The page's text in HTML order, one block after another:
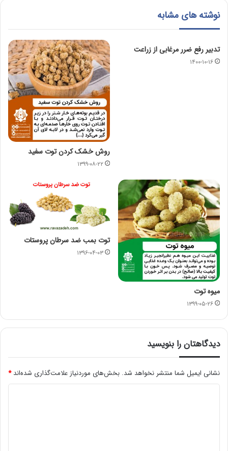
نوشته های مشابه
تدبیر رفع ضرر مرغابی از زراعت
۱۴۰۰-۱۰-۱۶
روش خشک کردن توت سفید
۱۳۹۹-۰۸-۲۲
میوه توت
۱۳۹۹-۰۵-۲۶
توت بمب ضد سرطان پروستات
۱۳۹۶-۰۴-۰۳
دیدگاهتان را بنویسید
نشانی ایمیل شما منتشر نخواهد شد. بخش‌های موردنیاز علامت‌گذاری شده‌اند*